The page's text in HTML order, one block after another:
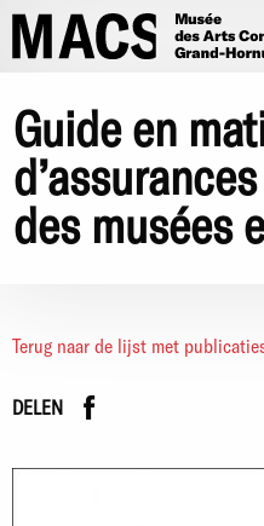
Overslaan en naar de inhoud
Guide en
des musées
Terug naar de lijst met
DELEN